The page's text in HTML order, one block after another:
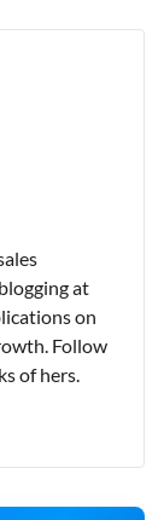
at
on
Follow
of hers.